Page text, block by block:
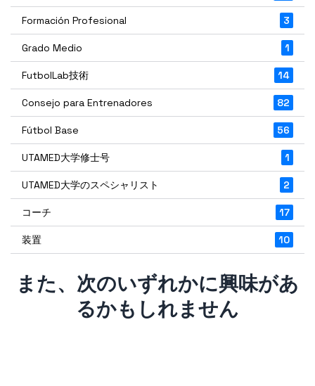
Formación Profesional 3
Grado Medio 1
FutbolLab技術 14
Consejo para Entrenadores 82
Fútbol Base 56
UTAMED大学修士号 1
UTAMED大学のスペシャリスト 2
コーチ 17
装置 10
また、次のいずれかに興味があ
るかもしれません